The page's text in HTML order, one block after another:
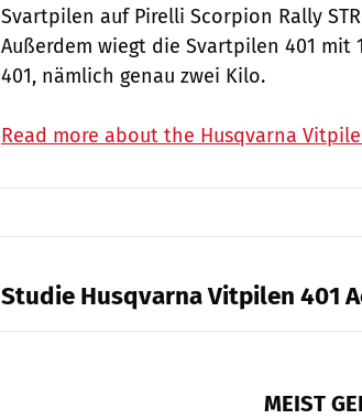
Svartpilen auf Pirelli Scorpion Rally STR
Außerdem wiegt die Svartpilen 401 mit
401, nämlich genau zwei Kilo.
Read more about the Husqvarna
Studie Husqvarna Vitpilen 401
MEIST